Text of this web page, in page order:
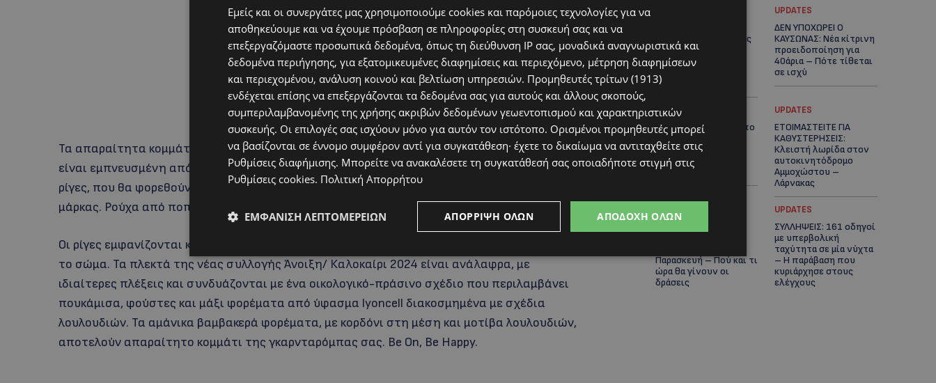
Τα απαραίτητα κομμάτια της γκαρνταρόμπας περιλαμβάνονται στη μίνι συλλογή, η οποία
είναι εμπνευσμένη από το polo και περιλαμβάνει ζακέτες και πουλόβερ με λαιμόκοψη και
ρίγες, που θα φορεθούν πάνω από λευκές fleece φόρμες με τα χαρακτηριστικά χρώματα της
μάρκας. Ρούχα από ποπλίνα, βαμβακερά T-shirt με λαιμόκοψη σε έντονα χρώματα.
Οι ρίγες εμφανίζονται και στα κοντομάνικα πουκάμισα και τις πουκαμίσες που αγκαλιάζουν
το σώμα. Τα πλεκτά της νέας συλλογής Άνοιξη/ Καλοκαίρι 2024 είναι ανάλαφρα, με
ιδιαίτερες πλέξεις και συνδυάζονται με ένα οικολογικό-πράσινο σχέδιο που περιλαμβάνει
πουκάμισα, φούστες και μάξι φορέματα από ύφασμα lyoncell διακοσμημένα με σχέδια
λουλουδιών. Τα αμάνικα βαμβακερά φορέματα, με κορδόνι στη μέση και μοτίβα λουλουδιών,
αποτελούν απαραίτητο κομμάτι της γκαρνταρόμπας σας. Be On, Be Happy.
ΛΕΥΚΩΣΙΑ: Χειροπέδες
και στη σύζυγο του
27χρονου – Φέρεται
να παραπλάνησε την
Αστυνομία
UPDATES
ΔΕΝ ΥΠΟΧΩΡΕΙ Ο
ΚΑΥΣΩΝΑΣ: Νέα κίτρινη
προειδοποίηση για
40άρια – Πότε τίθεται
σε ισχύ
UPDATES
VIRAL: Κοράκι πήρε στο
κυνήγι γυναίκα – Η
απρόσμενη επίθεση
καταγράφηκε σε
βίντεο
UPDATES
ΕΤΟΙΜΑΣΤΕΙΤΕ ΓΙΑ
ΚΑΘΥΣΤΕΡΗΣΕΙΣ:
Κλειστή λωρίδα στον
αυτοκινητόδρομο
Αμμοχώστου –
Λάρνακας
Παρασκευή – Πού και τι
ώρα θα γίνουν οι
δράσεις
UPDATES
ΣΥΛΛΗΨΕΙΣ: 161 οδηγοί
με υπερβολική
ταχύτητα σε μία νύχτα
– Η παράβαση που
κυριάρχησε στους
ελέγχους
Εμείς και οι συνεργάτες μας χρησιμοποιούμε cookies και παρόμοιες τεχνολογίες για να
αποθηκεύουμε και να έχουμε πρόσβαση σε πληροφορίες στη συσκευή σας και να
επεξεργαζόμαστε προσωπικά δεδομένα, όπως τη διεύθυνση IP σας, μοναδικά αναγνωριστικά και
δεδομένα περιήγησης, για εξατομικευμένες διαφημίσεις και περιεχόμενο, μέτρηση διαφημίσεων
και περιεχομένου, ανάλυση κοινού και βελτίωση υπηρεσιών. Προμηθευτές τρίτων (1913)
ενδέχεται επίσης να επεξεργάζονται τα δεδομένα σας για αυτούς και άλλους σκοπούς,
συμπεριλαμβανομένης της χρήσης ακριβών δεδομένων γεωεντοπισμού και χαρακτηριστικών
συσκευής. Οι επιλογές σας ισχύουν μόνο για αυτόν τον ιστότοπο. Ορισμένοι προμηθευτές μπορεί
να βασίζονται σε έννομο συμφέρον αντί για συγκατάθεση· έχετε το δικαίωμα να αντιταχθείτε στις
Ρυθμίσεις διαφήμισης. Μπορείτε να ανακαλέσετε τη συγκατάθεσή σας οποιαδήποτε στιγμή στις
Ρυθμίσεις cookies. Πολιτική Απορρήτου
ΑΠΟΔΟΧΉ ΌΛΩΝ
ΑΠΌΡΡΙΨΗ ΌΛΩΝ
ΕΜΦΆΝΙΣΗ ΛΕΠΤΟΜΕΡΕΙΏΝ